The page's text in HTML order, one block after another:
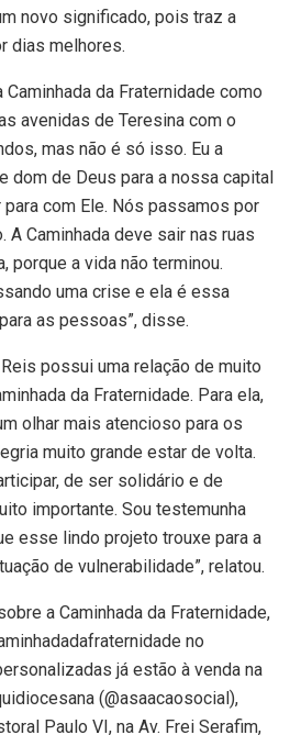
novo significado, pois traz a
dias melhores.
da Fraternidade como
avenidas de Teresina com o
mas não é só isso. Eu a
dom de Deus para a nossa capital
com Ele. Nós passamos por
Caminhada deve sair nas ruas
porque a vida não terminou.
uma crise e ela é essa
as pessoas”, disse.
possui uma relação de muito
da Fraternidade. Para ela,
olhar mais atencioso para os
muito grande estar de volta.
de ser solidário e de
importante. Sou testemunha
esse lindo projeto trouxe para a
de vulnerabilidade”, relatou.
a Caminhada da Fraternidade,
no
já estão à venda na
(@asaacaosocial),
Paulo VI, na Av. Frei Serafim,